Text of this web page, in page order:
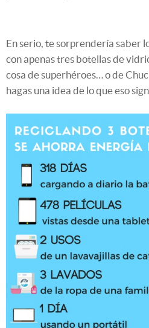
En serio, te sorprendería saber
con apenas tres botellas de
cosa de superhéroes… o de
hagas una idea de lo que eso